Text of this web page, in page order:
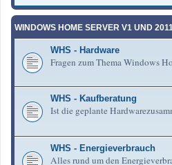
WINDOWS HOME SERVER V1 UND 2011
WHS - Hardware
Fragen zum Thema Windows
WHS - Kaufberatung
Ist die geplante
WHS - Energieverbrauch
Alles rund um den